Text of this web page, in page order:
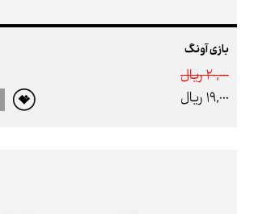
بازی آونگ
20,000 ريال
19,000 ريال